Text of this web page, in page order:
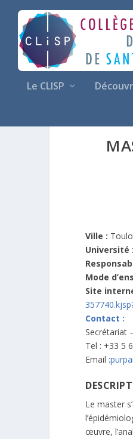
Le CLISP
Ville :
Université :
Mode
Site
Contact :
Secrétariat
Tel : +33 5
Email :
Le master
œuvre,